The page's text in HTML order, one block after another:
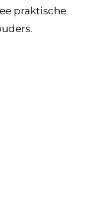
praktische